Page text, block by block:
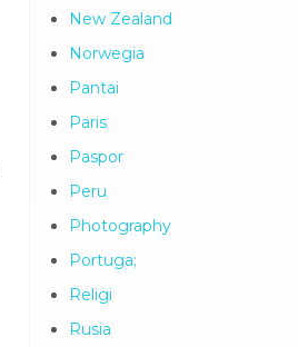
New Zealand
Norwegia
Pantai
Paris
Paspor
Peru
Photography
Portuga;
Religi
Rusia